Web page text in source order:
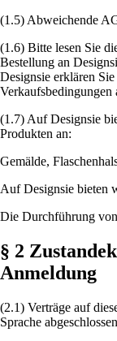
(1.5) Abweichende
(1.6) Bitte lesen Sie
Bestellung an
Designsie erklären
Verkaufsbedingungen
(1.7) Auf Designsie
Produkten an:
Gemälde,
Auf Designsie bieten
Die Durchführung
§ 2
Anmeldung
(2.1) Verträge auf
Sprache